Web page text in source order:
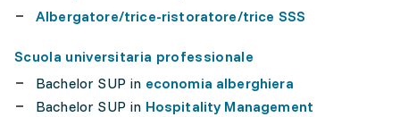
Albergatore/trice-ristoratore/trice SSS
Scuola universitaria professionale
Bachelor SUP in economia alberghiera
Bachelor SUP in Hospitality Management